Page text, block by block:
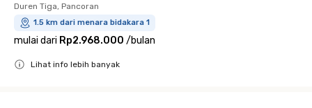
Duren Tiga, Pancoran
1.5 km dari menara bidakara 1
mulai dari Rp2.968.000 /bulan
Lihat info lebih banyak